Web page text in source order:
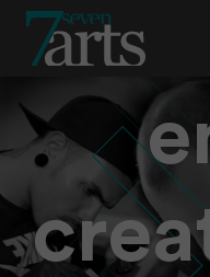
Skip
navigation
content
La